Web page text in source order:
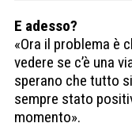
E adesso?
«Ora il problema è
vedere se c’è una
sperano che tutto
sempre stato
momento».